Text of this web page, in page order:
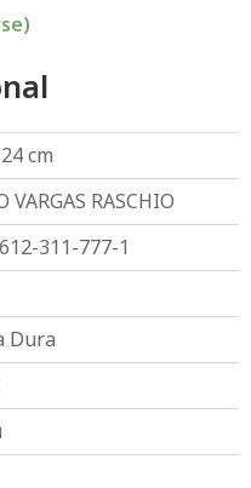
cm
VARGAS RASCHIO
311-777-1
Dura